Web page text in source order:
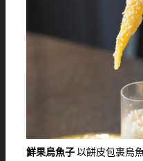
鮮果烏魚子以餅皮包裹烏